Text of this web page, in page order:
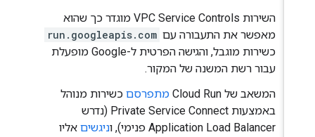
השירות VPC Service Controls מוגדר כך שהוא
מאפשר את התעבורה עם run.googleapis.com
כשירות מוגבל, והגישה הפרטית ל-Google מופעלת
עבור רשת המשנה של המקור.
המשאב של Cloud Run
מתפרסםכשירות מנוהל
באמצעות Private Service Connect (נדרש
Application Load Balancer פנימי), ו
ניגשיםאליו